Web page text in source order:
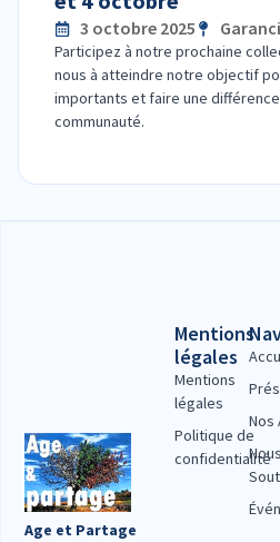
3 octobre 2025
Participez à notre prochaine
nous à atteindre notre objectif
importants et faire une
communauté.
Age et Partage
Nos
Nous
Mentions
légales
Mentions
légales
Politique de
confidentialité